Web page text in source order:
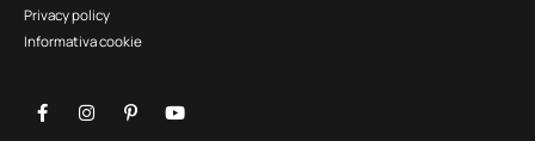
Privacy policy
Informativa cookie